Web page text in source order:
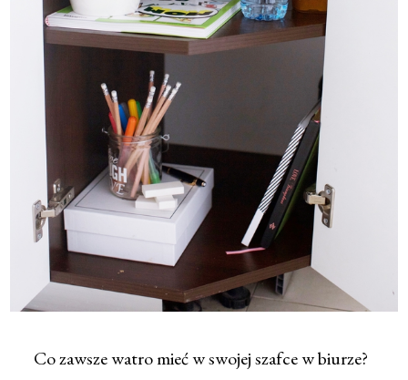
Co zawsze watro mieć w swojej szafce w biurze?